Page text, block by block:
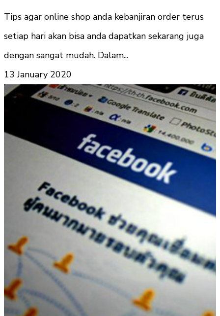
Tips agar online shop anda kebanjiran order terus
setiap hari akan bisa anda dapatkan sekarang juga
dengan sangat mudah. Dalam...
13 January 2020